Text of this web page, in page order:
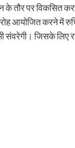
के तौर पर विकसित
आयोजित करने
जिसके लिए